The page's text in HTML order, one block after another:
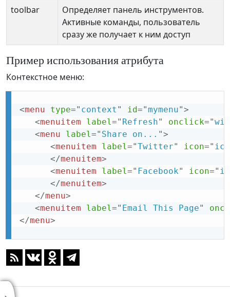
toolbar
Определяет панель инструментов.
Активные команды, пользователь
сразу же получает к ним доступ
Пример использования атрибута
Контекстное меню:
<menu type=" context " id="mymenu">
<menuitem label =" Refresh" onclick="
<menu label =" Share on... ">
<menuitem label ="Twitter" icon="
</menuitem>
<menuitem label =" Facebook" icon="
</menuitem>
</menu>
<menuitem label =" Email This Page"
</menu>